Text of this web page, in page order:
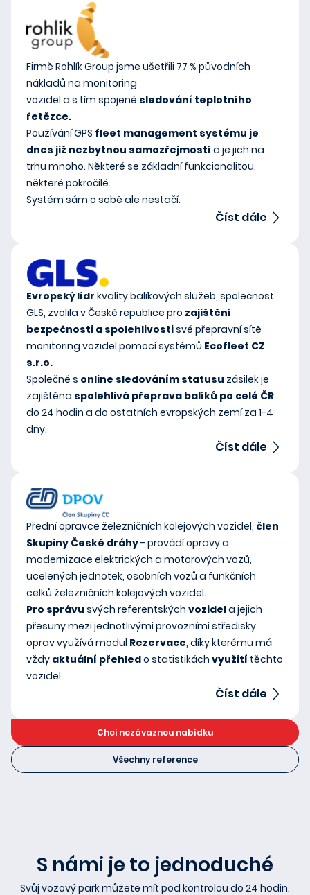
Firmě Rohlík Group jsme ušetřili 77 % původních
nákladů na monitoring
vozidel a s tím spojené sledování teplotního
řetězce.
Používání GPS fleet management systému je
dnes již nezbytnou samozřejmostí a je jich na
trhu mnoho. Některé se základní funkcionalitou,
některé pokročilé.
Systém sám o sobě ale nestačí.
Číst dále
Evropský lídr kvality balíkových služeb, společnost
GLS, zvolila v České republice pro zajištění
bezpečnosti a spolehlivostisvé přepravní sítě
monitoring vozidel pomocí systémů Ecofleet CZ
s.r.o.
Společně s online sledováním statusu zásilek je
zajištěna spolehlivá přeprava balíků po celé ČR
do 24 hodin a do ostatních evropských zemí za 1-4
dny.
Číst dále
Přední opravce železničních kolejových vozidel, člen
Skupiny České dráhy- provádí opravy a
modernizace elektrických a motorových vozů,
ucelených jednotek, osobních vozů a funkčních
celků železničních kolejových vozidel.
Pro správu svých referentskýchvozidela jejich
přesuny mezi jednotlivými provozními středisky
oprav využívá modul Rezervace, díky kterému má
vždy aktuální přehledo statistikáchvyužití těchto
vozidel.
Číst dále
Chci nezávaznou nabídku
Všechny reference
S námi je to jednoduché
Svůj vozový park můžete mít pod kontrolou do 24 hodin.